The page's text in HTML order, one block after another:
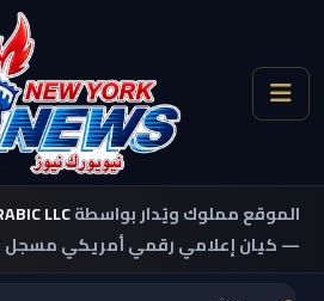
الموقع مملوك ويُدار بواسطةLLC
— كيان إعلامي رقمي أمريكي مسجل